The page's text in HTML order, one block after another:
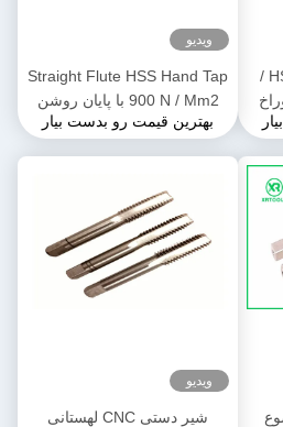
نازک پیچ برش دستی HSS /
ویدیو
Straight Flute HSS Hand Tap
900 N / Mm2 با پایان روشن
بهترین قیمت رو بدست بیار
ویدیو
شیر دستی CNC لهستانی